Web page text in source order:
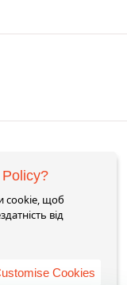
cookie, щоб
від
Cookies